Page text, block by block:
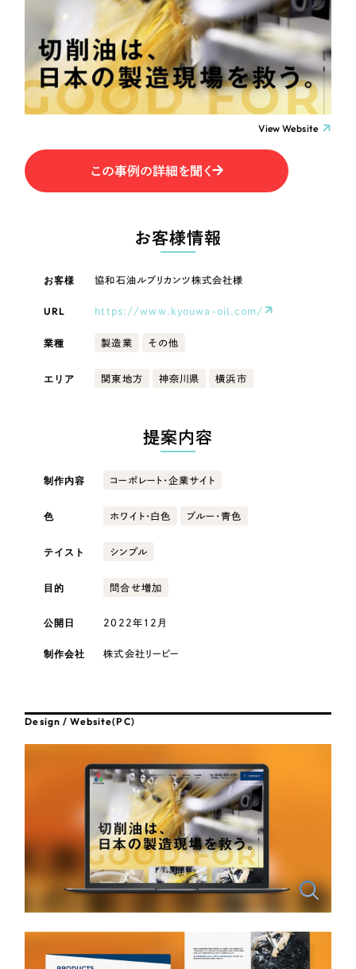
一過性の広告に頼らず、「仕組み」と「ノウハウ」
を残す資産型DX支援をご提供します
Webサイト制作
コーポレートサイト制作
採用サイト制作
ECサイト制作
ブランドサイト制作
リープ・プロジェクト／マーケティング代行
ライン領域のマーケティングまでまるっと代行
採用DX支援
リープ・リクルーティング
リープ・キャリア
完全成功報酬型のスカウト型ハイクラス人材紹介（岐阜・愛知）
Pace ／ クラウド型工数管理ツール
日報ツールで案件ごとの営業利益をリアルタイムに可視化
Works
全国1,400社以上の支援実績の中から実績の
一部をご紹介します
ブックマークしたサイト
制作実績
すべて （624件）
コーポレート・企業サイト （278件）
ブランドサイト・サービスサイト （85件）
求人・採用サイト （61件）
ポータルサイト・メディアサイト
LP（ランディングページ）
ブランディング（ロゴ・印刷物）
その他 （1件）
オプションサービス
お客様インタビュー
Outsourcing
アウトソーシング（代行支援）
リープ・プロジェクト
「採用強化」を目的とした採用業務代行
その他のサービス
AI倫理ポリシー クッキーポリシー
ブランドサイト・サービスサイト
求人・採用サイト
ECサイト（オンラインショップ）
ポータルサイト・メディアサイト
キャンペーン・プロモーション
ブランディング（ロゴ・印刷物）
医療・福祉
コンサルティング・調査
人材紹介・派遣
自治体・官公庁
美容・エステ
IT・インターネット
View Website
この事例の詳細を聞く
お客様情報
お客様 協和石油ルブリカンツ株式会社様
URL https://www.kyouwa-oil.com/
業種 製造業 その他
エリア 関東地方 神奈川県 横浜市
提案内容
制作内容 コーポレート・企業サイト
色 ホワイト・白色 ブルー・青色
テイスト シンプル
目的 問合せ増加
公開日 2022年12月
制作会社 株式会社リーピー
Design / Website(PC)